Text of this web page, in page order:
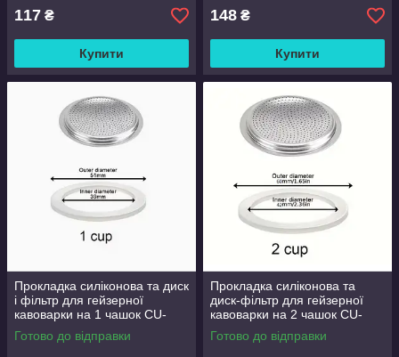
117 ₴
Купити
148 ₴
Купити
Прокладка силіконова та диск
і фільтр для гейзерної
кавоварки на 1 чашок CU-
1CUP
Готово до відправки
Прокладка силіконова та
диск-фільтр для гейзерної
кавоварки на 2 чашок CU-
2CUP
Готово до відправки